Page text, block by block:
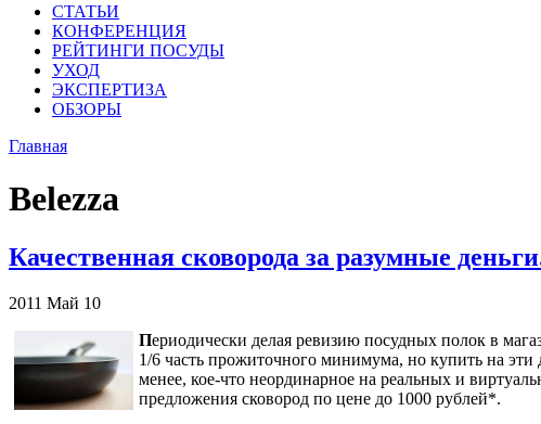
СТАТЬИ
КОНФЕРЕНЦИЯ
РЕЙТИНГИ ПОСУДЫ
УХОД
ЭКСПЕРТИЗА
ОБЗОРЫ
Главная
Belezza
Качественная сковорода за разумные
2011 Май 10
Периодически делая ревизию посудных полок в
1/6 часть прожиточного минимума, но купить на
менее, кое-что неординарное на реальных и
предложения сковород по цене до 1000 рублей*.